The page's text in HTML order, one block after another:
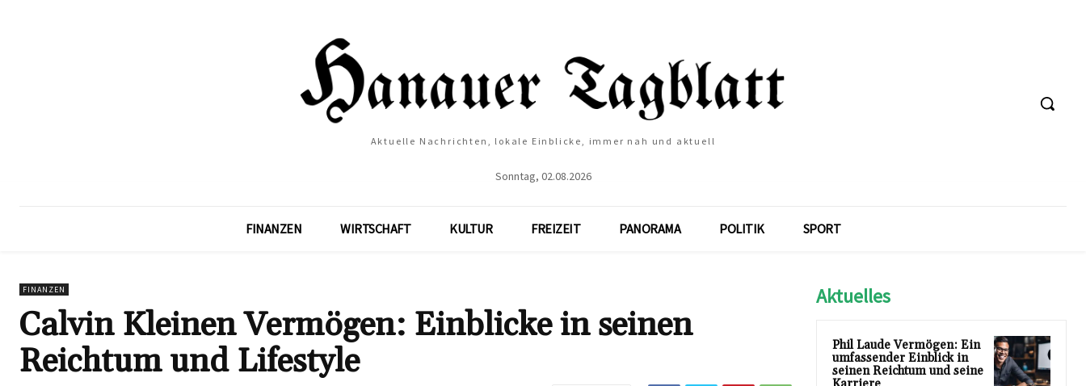
Aktuelle Nachrichten, lokale Einblicke, immer nah und aktuell
Sonntag, 02.08.2026
FINANZEN WIRTSCHAFT KULTUR FREIZEIT PANORAMA POLITIK SPORT
FINANZEN
Calvin Kleinen Vermögen: Einblicke in seinen
Reichtum und Lifestyle
Aktuelles
Phil Laude Vermögen: Ein
umfassender Einblick in
seinen Reichtum und seine